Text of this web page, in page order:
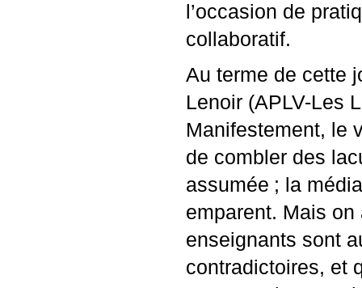
l’occasion de
collaboratif.
Au terme de cette
Lenoir (APLV-Les
Manifestement, le
de combler des
assumée ; la
emparent. Mais
enseignants sont
contradictoires, et